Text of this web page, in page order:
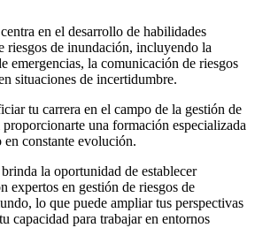
en el desarrollo de habilidades
riesgos de inundación, incluyendo la
emergencias, la comunicación de riesgos
situaciones de incertidumbre.
tu carrera en el campo de la gestión de
una formación especializada
en constante evolución.
la oportunidad de establecer
expertos en gestión de riesgos de
lo que puede ampliar tus perspectivas
capacidad para trabajar en entornos